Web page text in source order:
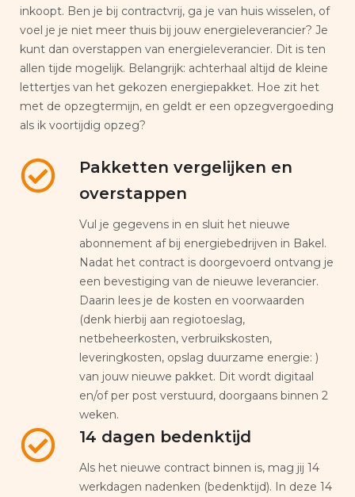
inkoopt. Ben je bij contractvrij, ga je van huis wisselen, of
voel je je niet meer thuis bij jouw energieleverancier? Je
kunt dan overstappen van energieleverancier. Dit is ten
allen tijde mogelijk. Belangrijk: achterhaal altijd de kleine
lettertjes van het gekozen energiepakket. Hoe zit het
met de opzegtermijn, en geldt er een opzegvergoeding
als ik voortijdig opzeg?
Pakketten vergelijken en
overstappen
Vul je gegevens in en sluit het nieuwe
abonnement af bij energiebedrijven in Bakel.
Nadat het contract is doorgevoerd ontvang je
een bevestiging van de nieuwe leverancier.
Daarin lees je de kosten en voorwaarden
(denk hierbij aan regiotoeslag,
netbeheerkosten, verbruikskosten,
leveringkosten, opslag duurzame energie: )
van jouw nieuwe pakket. Dit wordt digitaal
en/of per post verstuurd, doorgaans binnen 2
weken.
14 dagen bedenktijd
Als het nieuwe contract binnen is, mag jij 14
werkdagen nadenken (bedenktijd). In deze 14